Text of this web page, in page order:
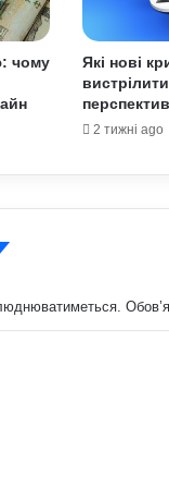
чому
Які нові
2 тижні ago